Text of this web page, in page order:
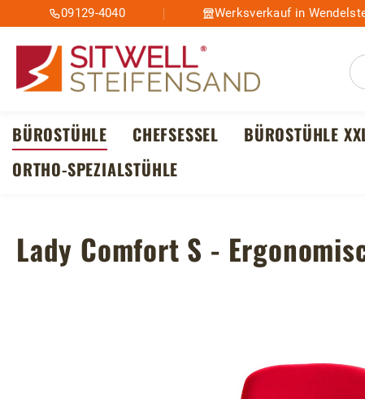
Hauptinhalt springen
Zur Suche springen
Zur Hauptnavigation springen
09129-4040 Werksverkauf in
BÜROSTÜHLE CHEFSESSEL BÜROSTÜHLE
ORTHO-SPEZIALSTÜHLE
Lady Comfort S -